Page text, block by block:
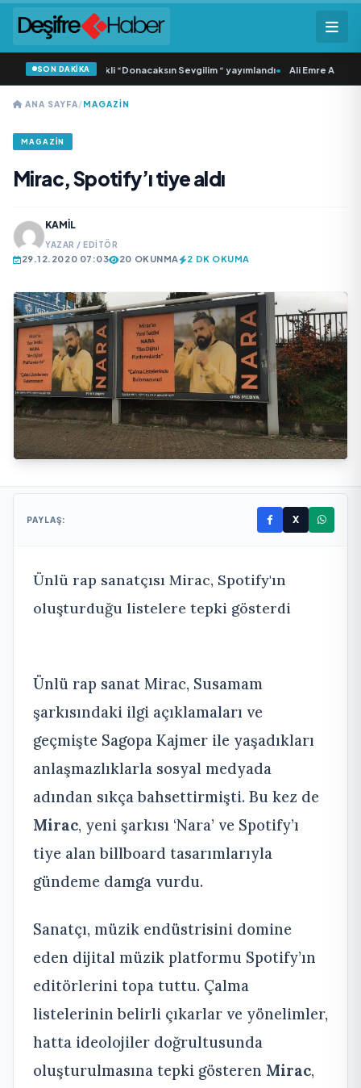
SON DAKİKA
Samlı ‘dan İkinci Tekli “Donacaksın Sevgilim “ yayımlandı• Ali Emre Açıkgöz
ANA SAYFA/MAGAZIN
MAGAZIN
Mirac, Spotify’ı tiye aldı
KAMIL
YAZAR / EDITÖR
29.12.2020 07:03 20 OKUNMA 2 DK OKUMA
PAYLAŞ: X
Ünlü rap sanatçısı Mirac, Spotify'ın
oluşturduğu listelere tepki gösterdi
Ünlü rap sanat Mirac, Susamam
şarkısındaki ilgi açıklamaları ve
geçmişte Sagopa Kajmer ile yaşadıkları
anlaşmazlıklarla sosyal medyada
adından sıkça bahsettirmişti. Bu kez de
Mirac, yeni şarkısı ‘Nara’ ve Spotify’ı
tiye alan billboard tasarımlarıyla
gündeme damga vurdu.
Sanatçı, müzik endüstrisini domine
eden dijital müzik platformu Spotify’ın
editörlerini topa tuttu. Çalma
listelerinin belirli çıkarlar ve yönelimler,
hatta ideolojiler doğrultusunda
oluşturulmasına tepki gösteren Mirac,